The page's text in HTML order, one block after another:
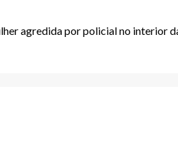
agredida por policial no interior